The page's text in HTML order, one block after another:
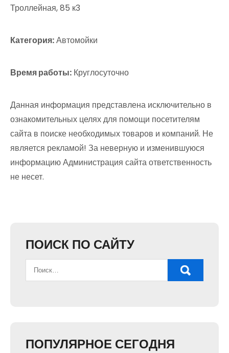
Троллейная, 85 к3
Категория:Автомойки
Время работы: Круглосуточно
Данная информация представлена исключительно в
ознакомительных целях для помощи посетителям
сайта в поиске необходимых товаров и компаний. Не
является рекламой! За неверную и изменившуюся
информацию Администрация сайта ответственность
не несет.
ПОИСК ПО САЙТУ
ПОПУЛЯРНОЕ СЕГОДНЯ